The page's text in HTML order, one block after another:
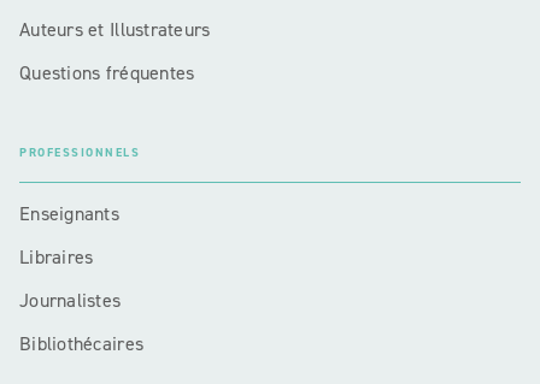
Auteurs et Illustrateurs
Questions fréquentes
PROFESSIONNELS
Enseignants
Libraires
Journalistes
Bibliothécaires